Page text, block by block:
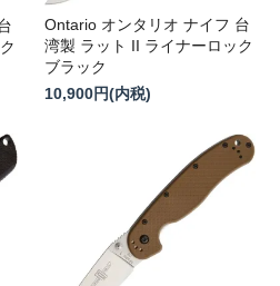
Ontario オンタリオ ナイフ 台
湾製 ラット II ライナーロック
ブラック
10,900円(内税)